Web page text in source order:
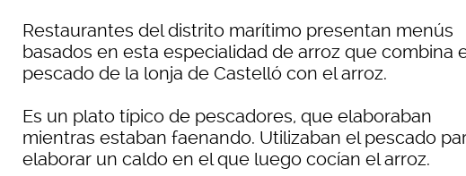
Restaurantes del distrito marítimo presentan menús
basados en esta especialidad de arroz que combina
pescado de la lonja de Castelló con el arroz.
Es un plato típico de pescadores, que elaboraban
mientras estaban faenando. Utilizaban el pescado
elaborar un caldo en el que luego cocían el arroz.